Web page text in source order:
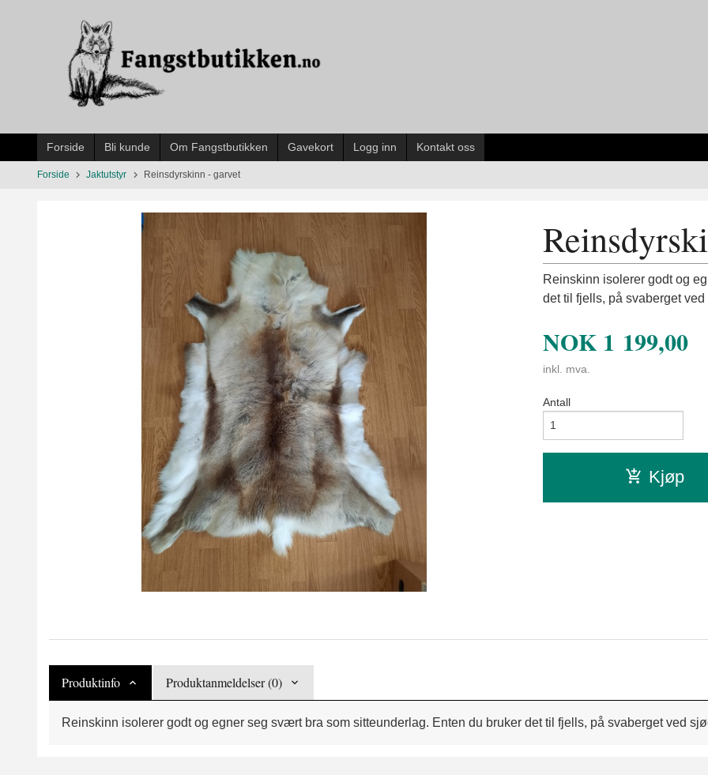
Forside Bli kunde Om Fangstbutikken Gavekort Logg inn Kontakt oss
Forside Jaktutstyr Reinsdyrskinn - garvet
Reinskinn isolerer godt og
det til fjells, på svaberget
NOK 1 199,00
inkl. mva.
Antall
Kjøp
Produktinfo Produktanmeldelser (0)
Reinskinn isolerer godt og egner seg svært bra som sitteunderlag. Enten du bruker det til fjells, på svaberget ved